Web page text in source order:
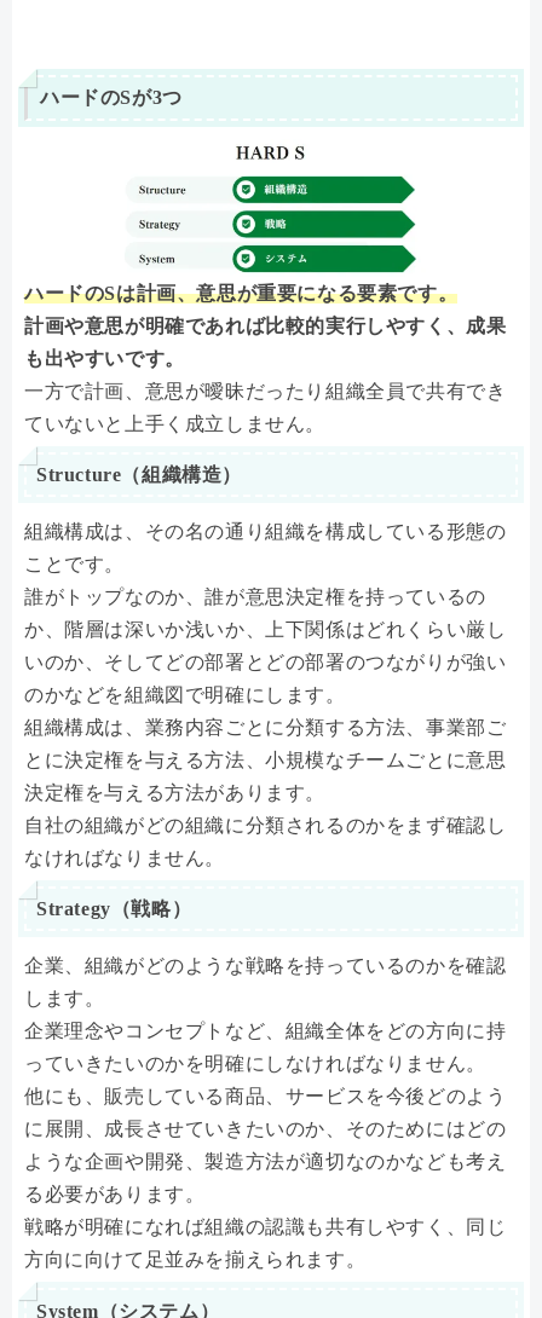
ハードのSが3つ
ハードのSは計画、意思が重要になる要素です。
計画や意思が明確であれば比較的実行しやすく、成果
も出やすいです。
一方で計画、意思が曖昧だったり組織全員で共有でき
ていないと上手く成立しません。
Structure（組織構造）
組織構成は、その名の通り組織を構成している形態の
ことです。
誰がトップなのか、誰が意思決定権を持っているの
か、階層は深いか浅いか、上下関係はどれくらい厳し
いのか、そしてどの部署とどの部署のつながりが強い
のかなどを組織図で明確にします。
組織構成は、業務内容ごとに分類する方法、事業部ご
とに決定権を与える方法、小規模なチームごとに意思
決定権を与える方法があります。
自社の組織がどの組織に分類されるのかをまず確認し
なければなりません。
Strategy（戦略）
企業、組織がどのような戦略を持っているのかを確認
します。
企業理念やコンセプトなど、組織全体をどの方向に持
っていきたいのかを明確にしなければなりません。
他にも、販売している商品、サービスを今後どのよう
に展開、成長させていきたいのか、そのためにはどの
ような企画や開発、製造方法が適切なのかなども考え
る必要があります。
戦略が明確になれば組織の認識も共有しやすく、同じ
方向に向けて足並みを揃えられます。
System（システム）